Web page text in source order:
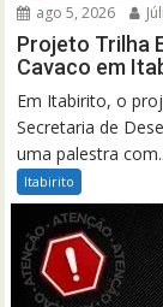
ago 5, 2026
Projeto Trilha
Cavaco em
Em Itabirito, o
Secretaria de
uma palestra
Itabirito